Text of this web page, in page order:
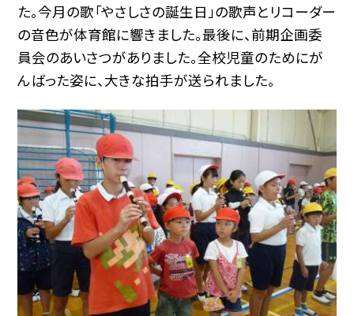
た。今月の歌「やさしさの誕生日」の歌声とリコーダー
の音色が体育館に響きました。最後に、前期企画委
員会のあいさつがありました。全校児童のためにが
んばった姿に、大きな拍手が送られました。